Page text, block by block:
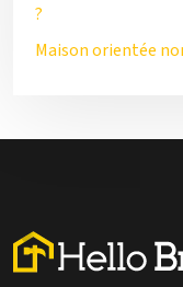
?
Maison orientée